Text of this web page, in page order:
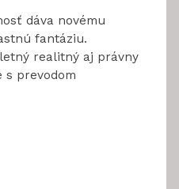
dáva novému
fantáziu.
realitný aj právny
s prevodom